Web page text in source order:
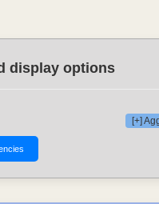
display options
[+]